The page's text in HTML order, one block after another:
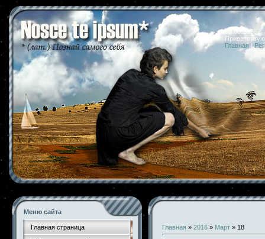
09.08.2026
Главная |
Меню сайта
Главная страница Главная » 2016 » Март » 18